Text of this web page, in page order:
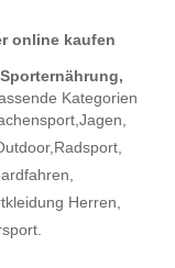
online kaufen
Sporternährung,
Kategorien
Jagen,
Radsport,
Herren,